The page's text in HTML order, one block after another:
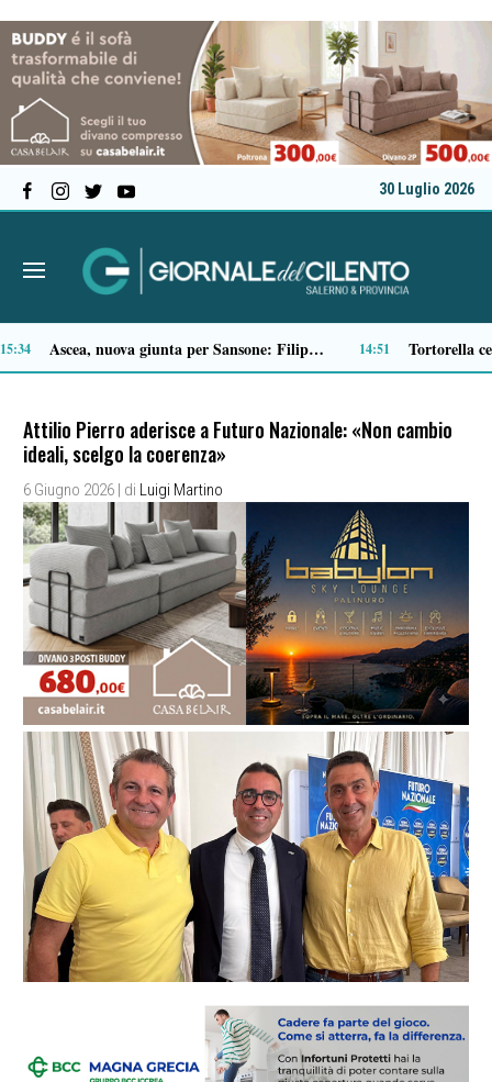
30 Luglio 2026
Microcemento, tutto quello che c’è da sapere prima di sceglierlo 13:22
Attilio Pierro aderisce a Futuro Nazionale: «Non cambio
ideali, scelgo la coerenza»
6 Giugno 2026 | di Luigi Martino